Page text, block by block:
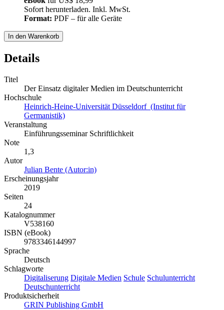
Sofort herunterladen. Inkl. MwSt.
Format: PDF – für alle Geräte
In den Warenkorb
Details
Titel
Der Einsatz digitaler Medien im Deutschunterricht
Hochschule
Heinrich-Heine-Universität Düsseldorf (Institut für
Germanistik)
Veranstaltung
Einführungsseminar Schriftlichkeit
Note
1,3
Autor
Julian Bente (Autor:in)
Erscheinungsjahr
2019
Seiten
24
Katalognummer
V538160
ISBN (eBook)
9783346144997
Sprache
Deutsch
Schlagworte
Digitaliserung Digitale Medien Schule Schulunterricht
Deutschunterricht
Produktsicherheit
GRIN Publishing GmbH